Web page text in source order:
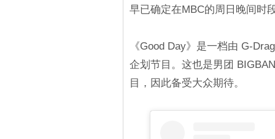
早已确定在MBC的周日晚间时
《Good Day》是一档由 G-
企划节目。这也是男团
目，因此备受大众期待。